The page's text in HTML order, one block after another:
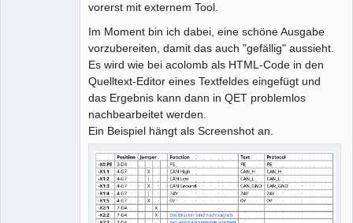
vorerst mit externem Tool.
Im Moment bin ich dabei, eine schöne Ausgabe
vorzubereiten, damit das auch "gefällig" aussieht.
Es wird wie bei acolomb als HTML-Code in den
Quelltext-Editor eines Textfeldes eingefügt und
das Ergebnis kann dann in QET problemlos
nachbearbeitet werden.
Ein Beispiel hängt als Screenshot an.